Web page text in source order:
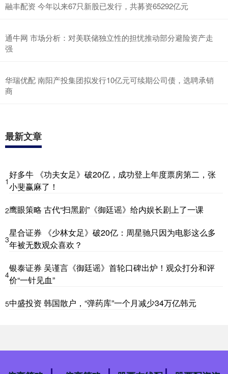
融丰配资 今年以来67只新股已发行，共募资65292亿元
通牛网 市场分析：对美联储独立性的担忧推动部分避险资产走
强
华瑞优配 南阳产投集团拟发行10亿元可续期公司债，选聘承销
商
最新文章
1
好多牛 《功夫女足》破20亿，成功登上年度票房第二，张
小斐赢麻了！
2鹰眼策略 古代“扫黑剧”《御廷谣》给内娱长剧上了一课
3
星合证券 《少林女足》破20亿：周星驰只因为电影这么多
年被无数观众喜欢？
4
银泰证券 吴谨言《御廷谣》首轮口碑出炉！观众打分和评
价“一针见血”
5中盛投资 韩国散户，“弹药库”一个月减少34万亿韩元